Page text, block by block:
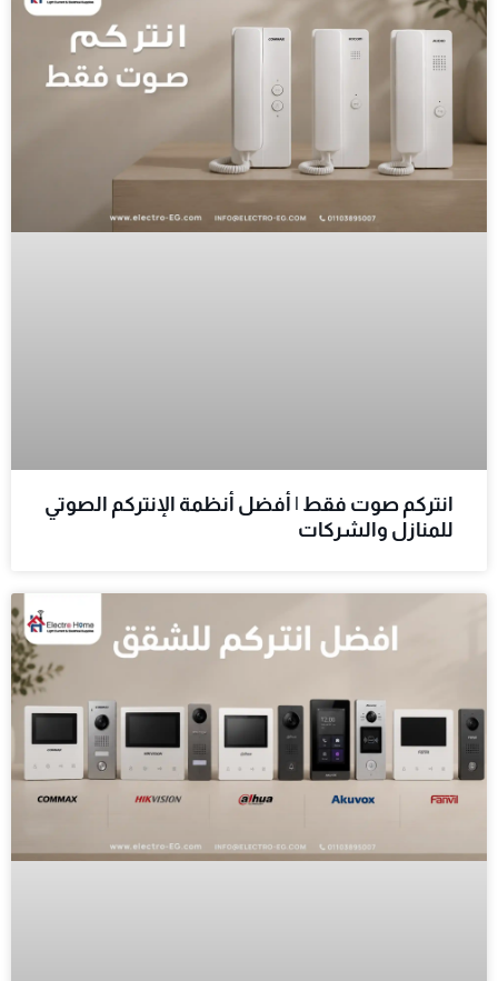
انتركم صوت فقط | أفضل أنظمة الإنتركم الصوتي
للمنازل والشركات